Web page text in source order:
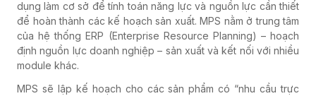
dụng làm cơ sở để tính toán năng lực và nguồn lực cần thiết
để hoàn thành các kế hoạch sản xuất. MPS nằm ở trung tâm
của hệ thống ERP (Enterprise Resource Planning) – hoạch
định nguồn lực doanh nghiệp – sản xuất và kết nối với nhiều
module khác.
MPS sẽ lập kế hoạch cho các sản phẩm có “nhu cầu trực